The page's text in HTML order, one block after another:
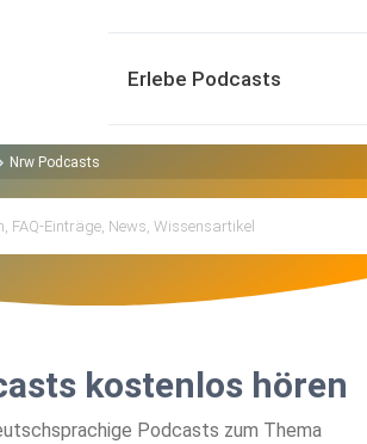
Erlebe Podcasts
Nrw Podcasts
kostenlos hören
Podcasts zum Thema